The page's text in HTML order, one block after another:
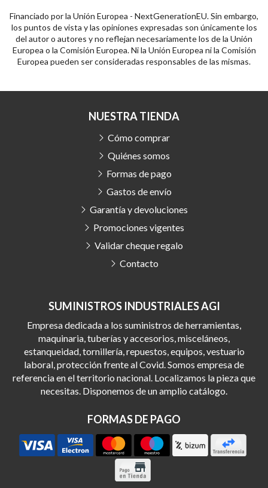
Financiado por la Unión Europea - NextGenerationEU. Sin embargo,
los puntos de vista y las opiniones expresadas son únicamente los
del autor o autores y no reflejan necesariamente los de la Unión
Europea o la Comisión Europea. Ni la Unión Europea ni la Comisión
Europea pueden ser consideradas responsables de las mismas.
SUMINISTROS INDUSTRIALES AGI
Empresa dedicada a los suministros de herramientas,
maquinaria, tuberías y accesorios, misceláneos,
estanqueidad, tornillería, repuestos, equipos, vestuario
laboral, protección frente al Covid. Somos empresa de
referencia en el territorio nacional. Localizamos la pieza que
necesitas. Disponemos de un amplio catálogo.
FORMAS DE PAGO
NUESTRA TIENDA
Cómo comprar
Quiénes somos
Formas de pago
Gastos de envío
Garantía y devoluciones
Promociones vigentes
Validar cheque regalo
Contacto